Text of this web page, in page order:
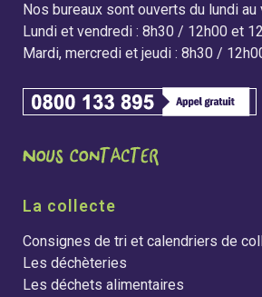
Nos bureaux sont ouverts du lundi au
Lundi et vendredi : 8h30 / 12h00 et
Mardi, mercredi et jeudi : 8h30 /
La collecte
Consignes de tri et calendriers de
Les déchèteries
Les déchets alimentaires